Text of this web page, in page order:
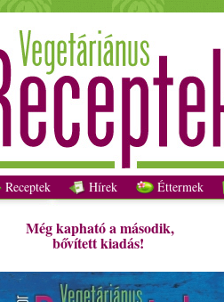
Receptek Hírek Éttermek
Még kapható a második,
bővített kiadás!